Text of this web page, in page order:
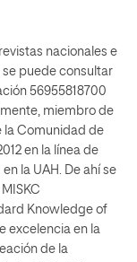
nacionales e
se puede consultar
56955818700
miembro de
la Comunidad de
en la línea de
la UAH. De ahí se
Knowledge of
excelencia en la
de la